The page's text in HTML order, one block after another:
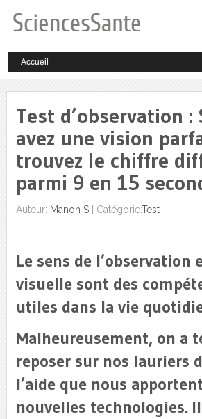
Test d’observation :
avez une vision
trouvez le chiffre
parmi 9 en 15
Auteur: Manon S| Catégorie:Test
Le sens de l’observation
visuelle sont des
utiles dans la vie
Malheureusement, on a
reposer sur nos lauriers
l’aide que nous
nouvelles technologies.